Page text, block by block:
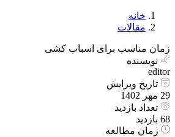
خانه
مقالات
زمان مناسب برای اسباب کشی
نویسنده
editor
تاریخ ویرایش
29 مهر 1402
تعداد بازدید
68 بازدید
زمان مطالعه